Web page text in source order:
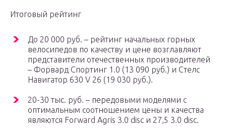
Итоговый рейтинг
До 20 000 руб. – рейтинг начальных горных
велосипедов по качеству и цене возглавляют
представители отечественных производителей
– Форвард Спортинг 1.0 (13 090 руб.) и Стелс
Навигатор 630 V 26 (19 030 руб.).
20-30 тыс. руб. – передовыми моделями с
оптимальным соотношением цены и качества
являются Forward Agris 3.0 disc и 27,5 3.0 disc.